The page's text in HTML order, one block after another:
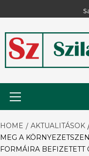
to
HOME AKTUALITÁSOK
MEG A
FORMÁIRA BEFIZETETT